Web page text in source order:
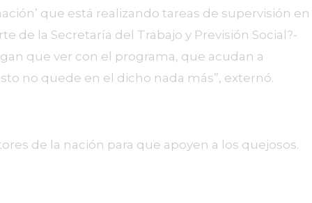
que está realizando tareas de supervisión en
de la Secretaría del Trabajo y Previsión Social?-
que ver con el programa, que acudan a
no quede en el dicho nada más”, externó.
de la nación para que apoyen a los quejosos.